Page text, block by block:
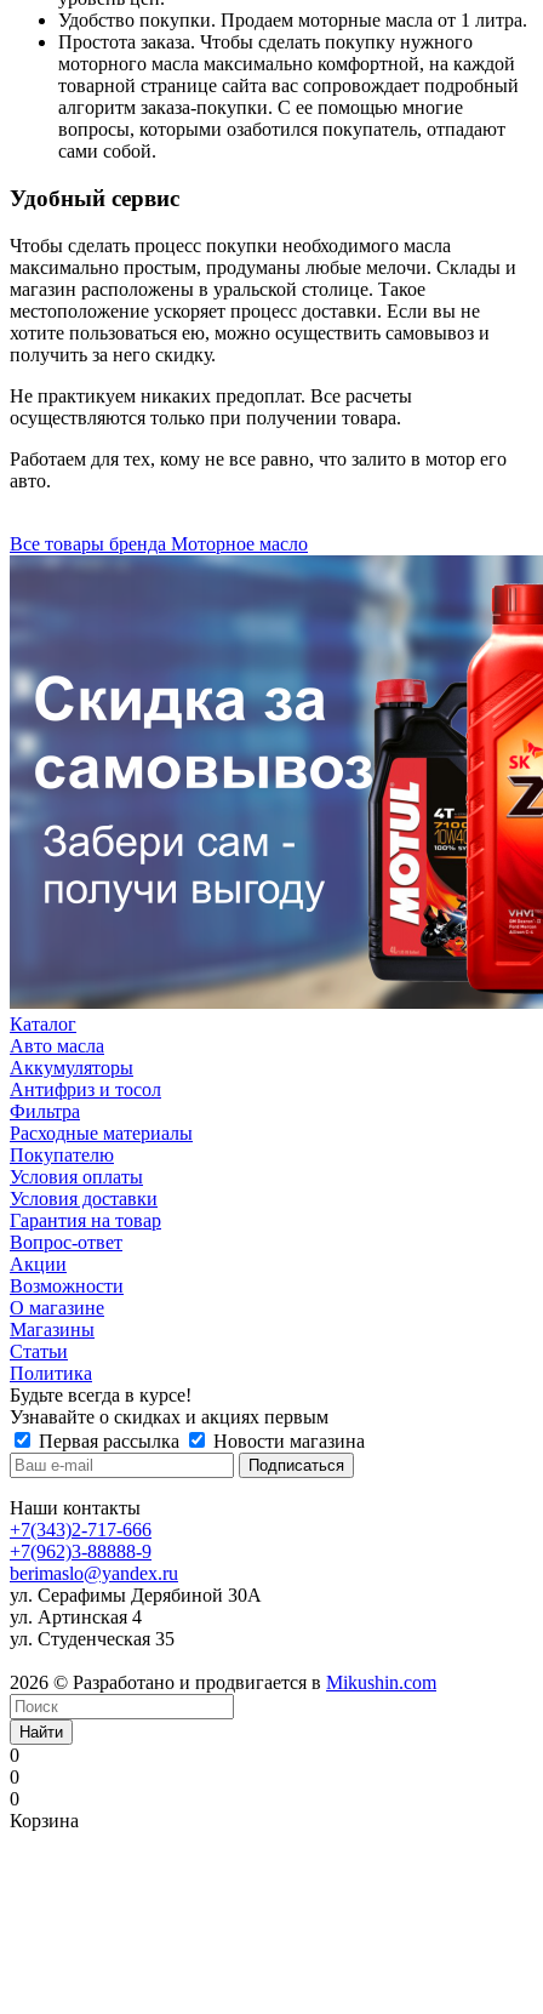
Удобство покупки. Продаем моторные масла от 1 литра.
Простота заказа. Чтобы сделать покупку нужного
моторного масла максимально комфортной, на каждой
товарной странице сайта вас сопровождает подробный
алгоритм заказа-покупки. С ее помощью многие
вопросы, которыми озаботился покупатель, отпадают
сами собой.
Удобный сервис
Чтобы сделать процесс покупки необходимого масла
максимально простым, продуманы любые мелочи. Склады и
магазин расположены в уральской столице. Такое
местоположение ускоряет процесс доставки. Если вы не
хотите пользоваться ею, можно осуществить самовывоз и
получить за него скидку.
Не практикуем никаких предоплат. Все расчеты
осуществляются только при получении товара.
Работаем для тех, кому не все равно, что залито в мотор его
авто.
Все товары бренда Моторное масло
Каталог
Авто масла
Аккумуляторы
Антифриз и тосол
Фильтра
Расходные материалы
Покупателю
Условия оплаты
Условия доставки
Гарантия на товар
Вопрос-ответ
Акции
Возможности
О магазине
Магазины
Статьи
Политика
Будьте всегда в курсе!
Узнавайте о скидках и акциях первым
Первая рассылка
Новости магазина
Наши контакты
+7(343)2-717-666
+7(962)3-88888-9
berimaslo@yandex.ru
ул. Серафимы Дерябиной 30А
ул. Артинская 4
ул. Студенческая 35
2026 © Разработано и продвигается в Mikushin.com
Найти
0
0
0
Корзина